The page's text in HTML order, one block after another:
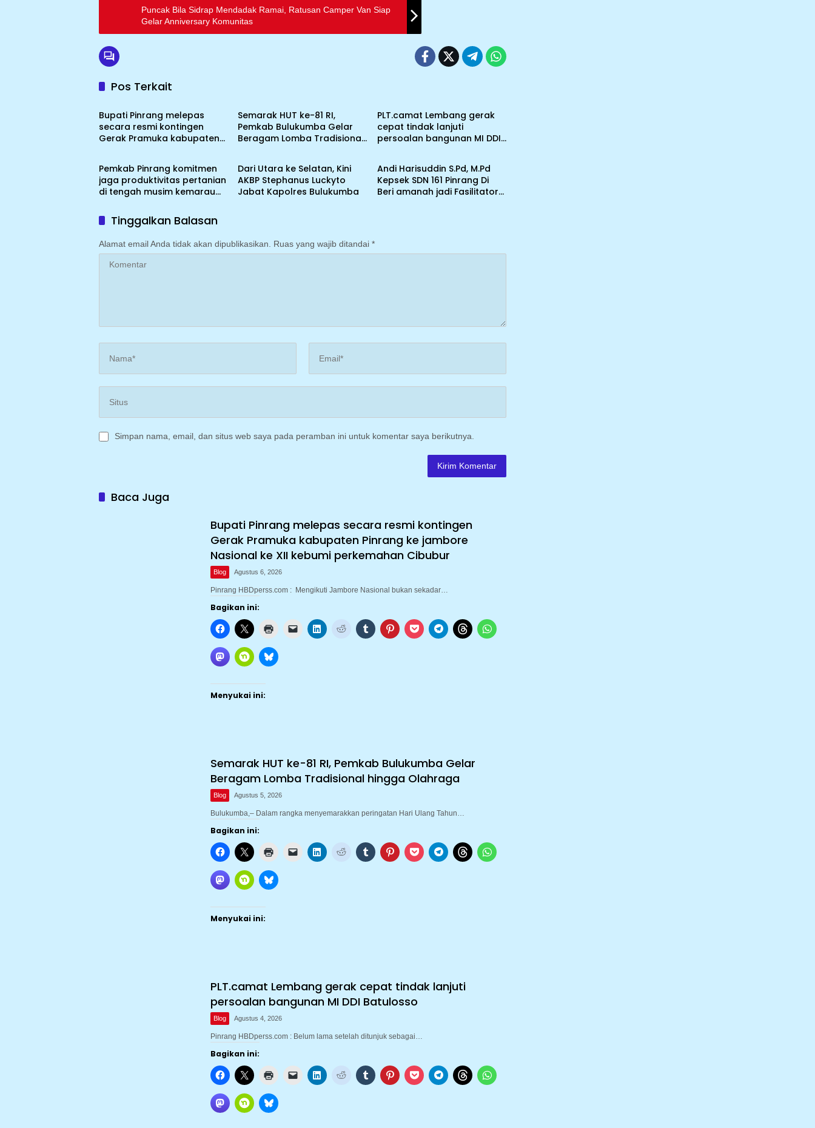
Puncak Bila Sidrap Mendadak Ramai, Ratusan Camper Van Siap
Gelar Anniversary Komunitas
Pos Terkait
Blog
Bupati Pinrang melepas
secara resmi kontingen
Gerak Pramuka kabupaten
Cibubur
Semarak HUT ke-81 RI,
Pemkab Bulukumba Gelar
Beragam Lomba Tradisional
PLT.camat Lembang gerak
cepat tindak lanjuti
persoalan bangunan MI DDI
Pemkab Pinrang komitmen
jaga produktivitas pertanian
di tengah musim kemarau
program Irigasi
perpompaan (Irpom)
Blog
Dari Utara ke Selatan, Kini
AKBP Stephanus Luckyto
Jabat Kapolres Bulukumba
Andi Harisuddin S.Pd, M.Pd
Kepsek SDN 161 Pinrang Di
Beri amanah jadi Fasilitator
Tinggalkan Balasan
Alamat email Anda tidak akan dipublikasikan. Ruas yang wajib ditandai *
Simpan nama, email, dan situs web saya pada peramban ini untuk komentar saya berikutnya.
Baca Juga
Bupati Pinrang melepas secara resmi kontingen
Gerak Pramuka kabupaten Pinrang ke jambore
Nasional ke XII kebumi perkemahan Cibubur
Blog Agustus 6, 2026
Pinrang HBDperss.com : Mengikuti Jambore Nasional bukan sekadar…
Bagikan ini:
Menyukai ini:
Semarak HUT ke-81 RI, Pemkab Bulukumba Gelar
Beragam Lomba Tradisional hingga Olahraga
Blog Agustus 5, 2026
Bulukumba,– Dalam rangka menyemarakkan peringatan Hari Ulang Tahun…
Bagikan ini:
Menyukai ini:
PLT.camat Lembang gerak cepat tindak lanjuti
persoalan bangunan MI DDI Batulosso
Blog Agustus 4, 2026
Pinrang HBDperss.com : Belum lama setelah ditunjuk sebagai…
Bagikan ini: